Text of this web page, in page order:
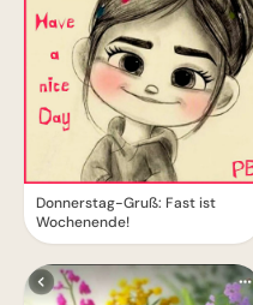
Donnerstag-Gruß: Fast ist
Wochenende!